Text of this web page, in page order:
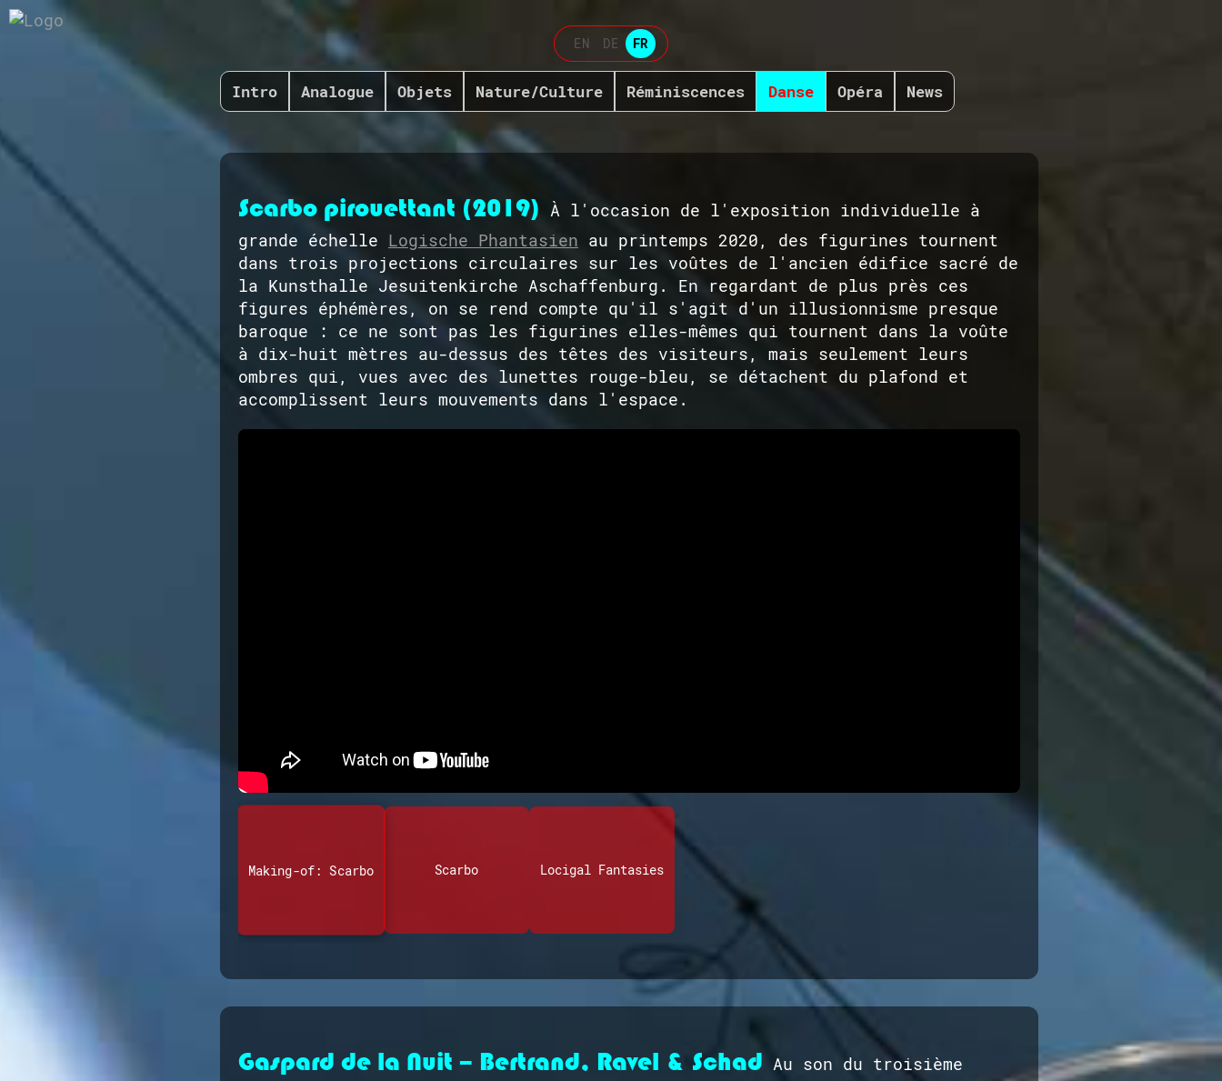
EN DE FR
Intro Analogue Objets Nature/Culture Réminiscences Danse Opéra News
Scarbo pirouettant (2019) À l'occasion de l'exposition individuelle à
grande échelle Logische Phantasien au printemps 2020, des figurines tournent
dans trois projections circulaires sur les voûtes de l'ancien édifice sacré de
la Kunsthalle Jesuitenkirche Aschaffenburg. En regardant de plus près ces
figures éphémères, on se rend compte qu'il s'agit d'un illusionnisme presque
baroque : ce ne sont pas les figurines elles-mêmes qui tournent dans la voûte
à dix-huit mètres au-dessus des têtes des visiteurs, mais seulement leurs
ombres qui, vues avec des lunettes rouge-bleu, se détachent du plafond et
accomplissent leurs mouvements dans l'espace.
Making-of: Scarbo Scarbo Locigal Fantasies
Gaspard de la Nuit – Bertrand, Ravel & Schad Au son du troisième